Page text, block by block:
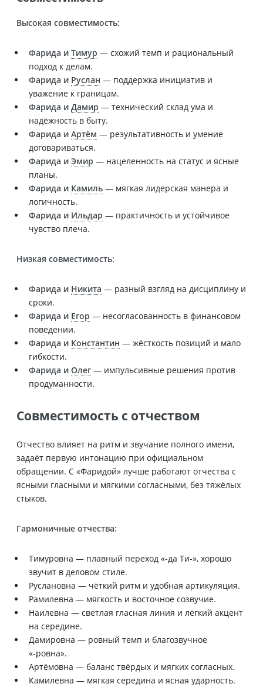
Высокая совместимость:
Фарида и Тимур — схожий темп и рациональный
подход к делам.
Фарида и Руслан — поддержка инициатив и
уважение к границам.
Фарида и Дамир — технический склад ума и
надёжность в быту.
Фарида и Артём — результативность и умение
договариваться.
Фарида и Эмир — нацеленность на статус и ясные
планы.
Фарида и Камиль — мягкая лидерская манера и
логичность.
Фарида и Ильдар — практичность и устойчивое
чувство плеча.
Низкая совместимость:
Фарида и Никита — разный взгляд на дисциплину и
сроки.
Фарида и Егор — несогласованность в финансовом
поведении.
Фарида и Константин — жёсткость позиций и мало
гибкости.
Фарида и Олег — импульсивные решения против
продуманности.
Совместимость с отчеством
Отчество влияет на ритм и звучание полного имени,
задаёт первую интонацию при официальном
обращении. С «Фаридой» лучше работают отчества с
ясными гласными и мягкими согласными, без тяжёлых
стыков.
Гармоничные отчества:
Тимуровна — плавный переход «‑да Ти‑», хорошо
звучит в деловом стиле.
Руслановна — чёткий ритм и удобная артикуляция.
Рамилевна — мягкость и восточное созвучие.
Наилевна — светлая гласная линия и лёгкий акцент
на середине.
Дамировна — ровный темп и благозвучное
«‑ровна».
Артёмовна — баланс твёрдых и мягких согласных.
Камилевна — мягкая середина и ясная ударность.